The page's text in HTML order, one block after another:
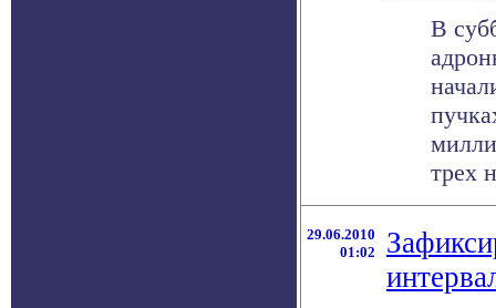
В
трех
29.06.2010
01:02